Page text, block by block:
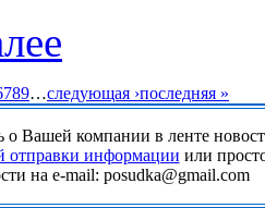
789…следующая ›последняя »
о Вашей компании в ленте
отправки информации или
на e-mail: posudka@gmail.com